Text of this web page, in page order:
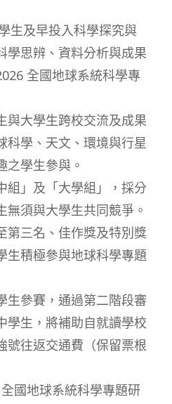
生及早投入科學探究與
學思辨、資料分析與成果
全國地球系統科學專
與大學生跨校交流及成果
科學、天文、環境與行星
之學生參與。
組」及「大學組」，採分
無須與大學生共同競爭。
第三名、佳作獎及特別獎
生積極參與地球科學專題
生參賽，通過第二階段審
學生，將補助自就讀學校
號往返交通費（保留票根
國地球系統科學專題研